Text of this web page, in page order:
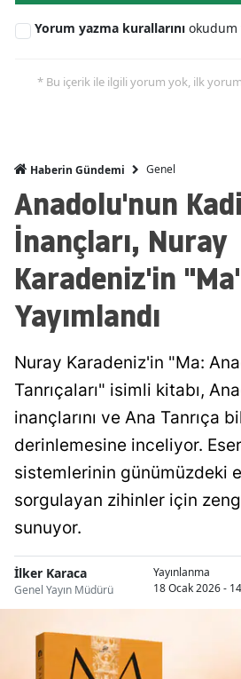
Yorum yazma kurallarını okudum
* Bu içerik ile ilgili yorum yok, ilk
Haberin Gündemi Genel
Anadolu'nun
İnançları, Nuray
Karadeniz'in
Yayımlandı
Nuray Karadeniz'in "Ma:
Tanrıçaları" isimli kitabı,
inançlarını ve Ana Tanrıça
derinlemesine inceliyor.
sistemlerinin günümüzdeki
sorgulayan zihinler için
sunuyor.
İlker Karaca
Genel Yayın Müdürü
Yayınlanma
18 Ocak 2026 -